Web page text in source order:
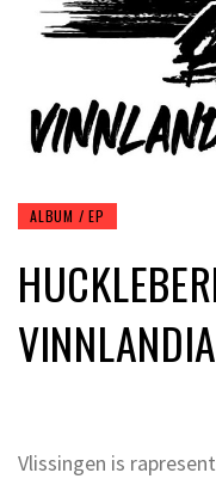
ALBUM / EP
Vlissingen is